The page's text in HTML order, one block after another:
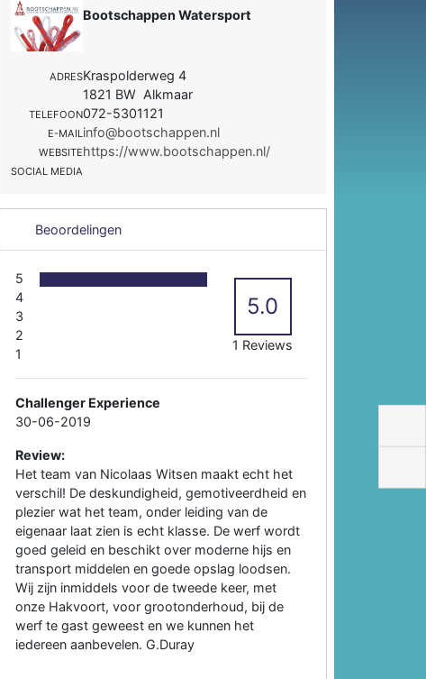
Bootschappen Watersport
ADRESKraspolderweg 4
1821 BW Alkmaar
TELEFOON072-5301121
E-MAILinfo@bootschappen.nl
WEBSITEhttps://www.bootschappen.nl/
SOCIAL MEDIA
Beoordelingen
5
4
3
2
1
5.0
1 Reviews
Challenger Experience
30-06-2019
Review:
Het team van Nicolaas Witsen maakt echt het
verschil! De deskundigheid, gemotiveerdheid en
plezier wat het team, onder leiding van de
eigenaar laat zien is echt klasse. De werf wordt
goed geleid en beschikt over moderne hijs en
transport middelen en goede opslag loodsen.
Wij zijn inmiddels voor de tweede keer, met
onze Hakvoort, voor grootonderhoud, bij de
werf te gast geweest en we kunnen het
iedereen aanbevelen. G.Duray